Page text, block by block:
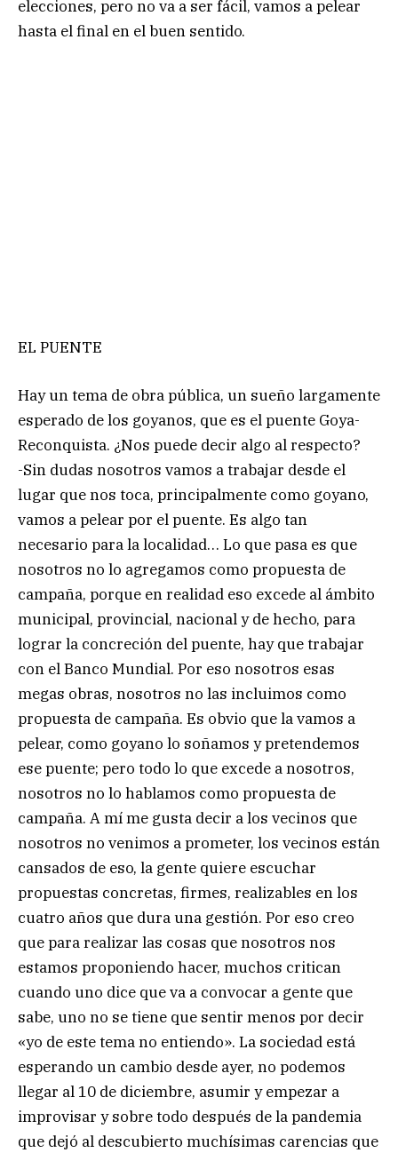
elecciones, pero no va a ser fácil, vamos a pelear
hasta el final en el buen sentido.
EL PUENTE
Hay un tema de obra pública, un sueño largamente
esperado de los goyanos, que es el puente Goya-
Reconquista. ¿Nos puede decir algo al respecto?
-Sin dudas nosotros vamos a trabajar desde el
lugar que nos toca, principalmente como goyano,
vamos a pelear por el puente. Es algo tan
necesario para la localidad… Lo que pasa es que
nosotros no lo agregamos como propuesta de
campaña, porque en realidad eso excede al ámbito
municipal, provincial, nacional y de hecho, para
lograr la concreción del puente, hay que trabajar
con el Banco Mundial. Por eso nosotros esas
megas obras, nosotros no las incluimos como
propuesta de campaña. Es obvio que la vamos a
pelear, como goyano lo soñamos y pretendemos
ese puente; pero todo lo que excede a nosotros,
nosotros no lo hablamos como propuesta de
campaña. A mí me gusta decir a los vecinos que
nosotros no venimos a prometer, los vecinos están
cansados de eso, la gente quiere escuchar
propuestas concretas, firmes, realizables en los
cuatro años que dura una gestión. Por eso creo
que para realizar las cosas que nosotros nos
estamos proponiendo hacer, muchos critican
cuando uno dice que va a convocar a gente que
sabe, uno no se tiene que sentir menos por decir
«yo de este tema no entiendo». La sociedad está
esperando un cambio desde ayer, no podemos
llegar al 10 de diciembre, asumir y empezar a
improvisar y sobre todo después de la pandemia
que dejó al descubierto muchísimas carencias que